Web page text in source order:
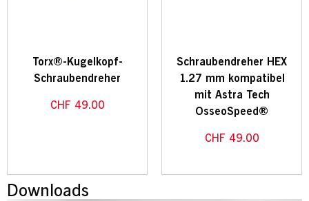
Torx®-Kugelkopf-
Schraubendreher
CHF 49.00
Schraubendreher HEX
1.27 mm kompatibel
mit Astra Tech
OsseoSpeed®
CHF 49.00
Downloads